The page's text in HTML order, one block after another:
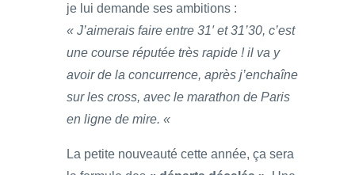
je lui demande ses ambitions :
« J’aimerais faire entre 31′ et 31’30, c’est
une course réputée très rapide ! il va y
avoir de la concurrence, après j’enchaîne
sur les cross, avec le marathon de Paris
en ligne de mire. «
La petite nouveauté cette année, ça sera